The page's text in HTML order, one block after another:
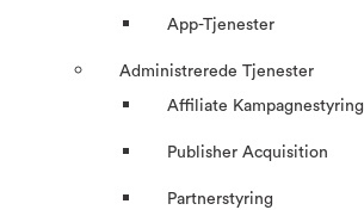
App-Tjenester
Administrerede Tjenester
Affiliate Kampagnestyring
Publisher Acquisition
Partnerstyring